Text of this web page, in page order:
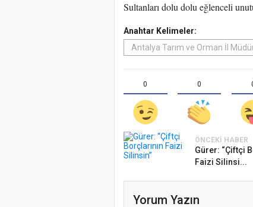
Sultanları dolu dolu eğlenceli
Anahtar Kelimeler:
Antalya Tarım ve Orman İl
0 0
ÖNCEKI HABER
Gürer: “Çiftçi
Faizi Silinsi...
Yorum Yazın